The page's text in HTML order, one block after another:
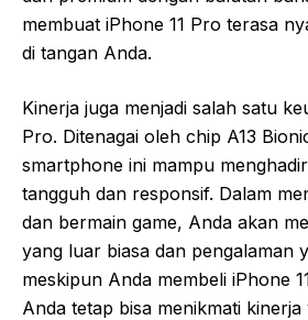
membuat iPhone 11 Pro terasa
di tangan Anda.
Kinerja juga menjadi salah satu
Pro. Ditenagai oleh chip A13
smartphone ini mampu
tangguh dan responsif. Dalam
dan bermain game, Anda akan
yang luar biasa dan pengalaman
meskipun Anda membeli iPhone
Anda tetap bisa menikmati kinerja